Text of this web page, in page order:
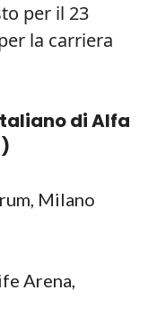
per il 23
la carriera
di Alfa
)
Milano
Arena,